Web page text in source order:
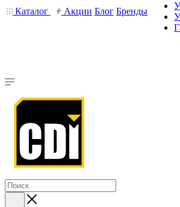
Каталог Акции Блог Бренды